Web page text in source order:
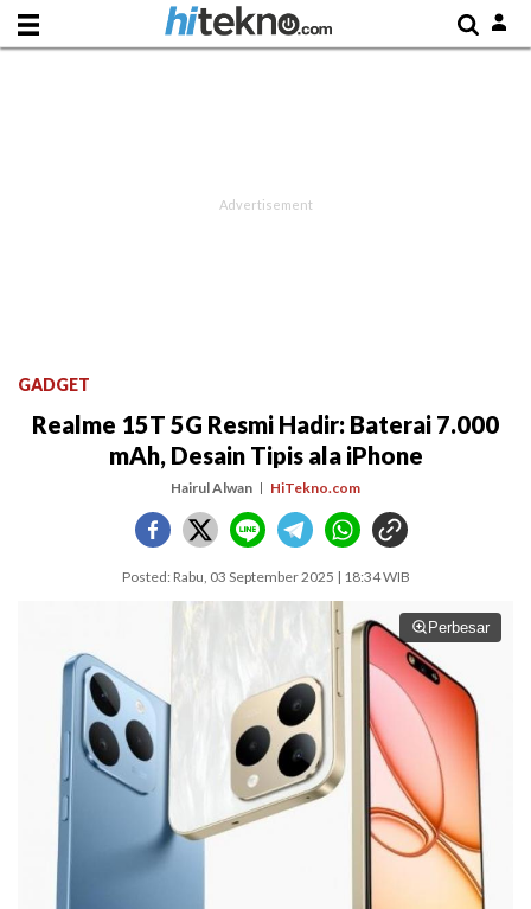
GADGET
Realme 15T 5G Resmi Hadir: Baterai 7.000
mAh, Desain Tipis ala iPhone
Hairul Alwan HiTekno.com
Posted: Rabu, 03 September 2025 | 18:34 WIB
Perbesar